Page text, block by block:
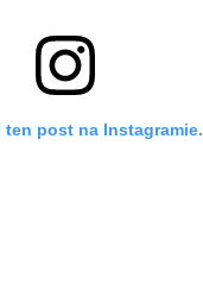
ten post na Instagramie.